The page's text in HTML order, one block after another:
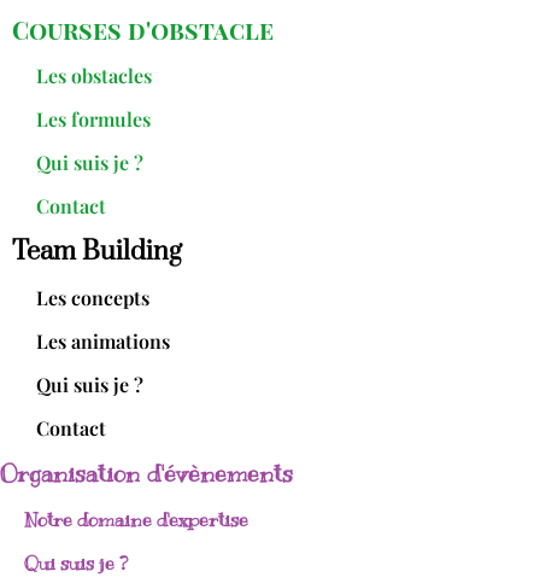
Courses d'obstacle
Les obstacles
Les formules
Qui suis je ?
Contact
Team Building
Les concepts
Les animations
Qui suis je ?
Contact
Organisation d'évènements
Notre domaine d'expertise
Qui suis je ?